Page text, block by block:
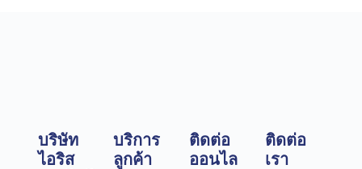
บริษัท
ไอริส
บริการ
ลูกค้า
ติดต่อ
ออนไล
ติดต่อ
เรา